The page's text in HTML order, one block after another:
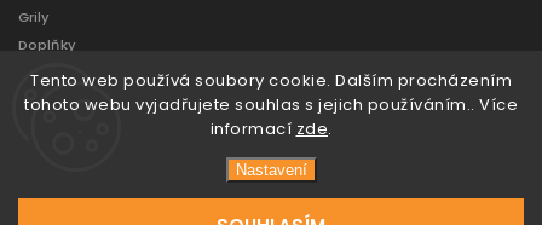
Tento web používá soubory cookie. Dalším procházením
tohoto webu vyjadřujete souhlas s jejich používáním.. Více
informací zde.
Nastavení
Grily
Doplňky
Zahradní domky a boxy
Značky
Sunsystem. Všechna práva vyhrazena.
VytvořilTomáš Hlad&techka s.r.o.